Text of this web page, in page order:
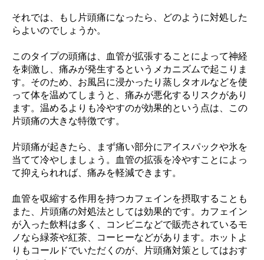
それでは、もし片頭痛になったら、どのように対処した
らよいのでしょうか。
このタイプの頭痛は、血管が拡張することによって神経
を刺激し、痛みが発生するというメカニズムで起こりま
す。そのため、お風呂に浸かったり蒸しタオルなどを使
って体を温めてしまうと、痛みが悪化するリスクがあり
ます。温めるよりも冷やすのが効果的という点は、この
片頭痛の大きな特徴です。
片頭痛が起きたら、まず痛い部分にアイスパックや氷を
当てて冷やしましょう。血管の拡張を冷やすことによっ
て抑えられれば、痛みを軽減できます。
血管を収縮する作用を持つカフェインを摂取することも
また、片頭痛の対処法としては効果的です。カフェイン
が入った飲料は多く、コンビニなどで販売されているモ
ノなら緑茶や紅茶、コーヒーなどがあります。ホットよ
りもコールドでいただくのが、片頭痛対策としてはおす